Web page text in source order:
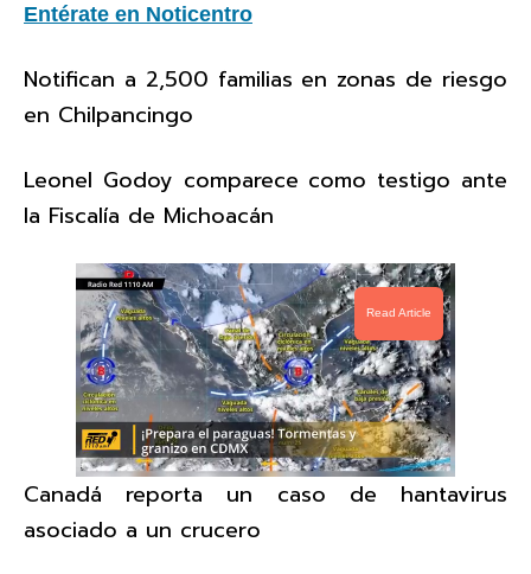
Entérate en Noticentro
Notifican a 2,500 familias en zonas de riesgo
en Chilpancingo
Leonel Godoy comparece como testigo ante
la Fiscalía de Michoacán
Read Article
Canadá reporta un caso de hantavirus
asociado a un crucero